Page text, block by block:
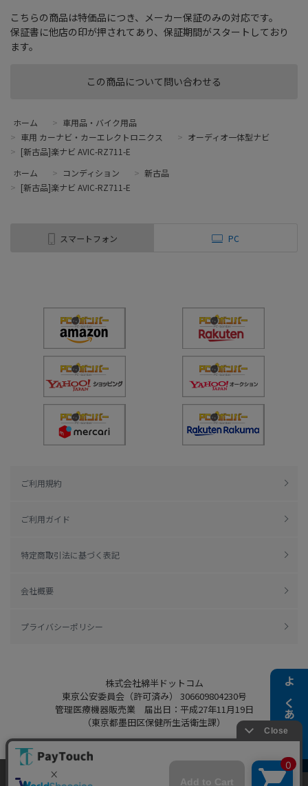
よくある質問
この商品について問い合わせる
こちらの商品は特価品につき、メーカー保証のみの対応です。
保証書に他店の印が押されてあり、保証期間がスタートしており
ます。
ホーム > 車用品・バイク用品
> 車用 カーナビ・カーエレクトロニクス > オーディオ一体型ナビ
> [新古品]楽ナビ AVIC-RZ711-E
ホーム
> コンディション > 新古品
> [新古品]楽ナビ AVIC-RZ711-E
スマートフォン PC
ご利用規約
ご利用ガイド
特定商取引法に基づく表記
会社概要
プライバシーポリシー
株式会社綿半ドットコム
東京公安委員会（許可済み） 306609804230号
管理医療機器販売業 届出日：平成27年11月19日
（東京都墨田区保健所生活衛生課）
当ウェブサイトでは、お客様により良いサービス